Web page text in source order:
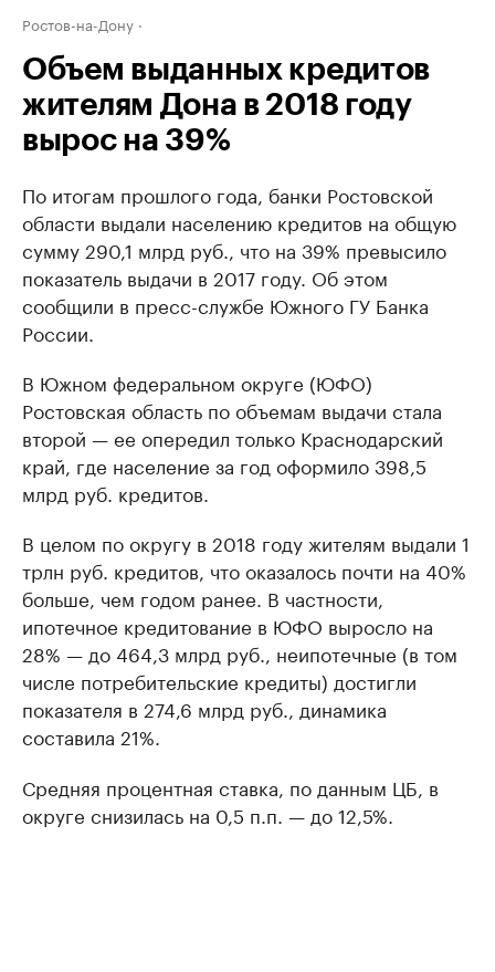
Ростов-на-Дону
Объем выданных кредитов
жителям Дона в 2018 году
вырос на 39%
По итогам прошлого года, банки Ростовской
области выдали населению кредитов на общую
сумму 290,1 млрд руб., что на 39% превысило
показатель выдачи в 2017 году. Об этом
сообщили в пресс-службе Южного ГУ Банка
России.
В Южном федеральном округе (ЮФО)
Ростовская область по объемам выдачи стала
второй — ее опередил только Краснодарский
край, где население за год оформило 398,5
млрд руб. кредитов.
В целом по округу в 2018 году жителям выдали 1
трлн руб. кредитов, что оказалось почти на 40%
больше, чем годом ранее. В частности,
ипотечное кредитование в ЮФО выросло на
28% — до 464,3 млрд руб., неипотечные (в том
числе потребительские кредиты) достигли
показателя в 274,6 млрд руб., динамика
составила 21%.
Средняя процентная ставка, по данным ЦБ, в
округе снизилась на 0,5 п.п. — до 12,5%.